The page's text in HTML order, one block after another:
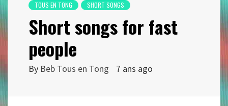
TOUS EN TONG SHORT SONGS
Short songs for fast
people
By Beb Tous en Tong 7 ans ago